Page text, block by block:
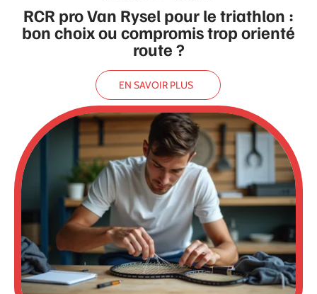
RCR pro Van Rysel pour le triathlon :
bon choix ou compromis trop orienté
route ?
EN SAVOIR PLUS